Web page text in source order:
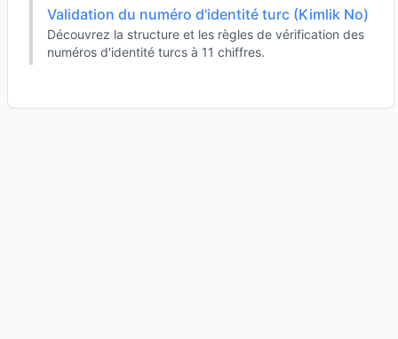
Validation du numéro d'identité turc (Kimlik No)
Découvrez la structure et les règles de vérification des
numéros d'identité turcs à 11 chiffres.